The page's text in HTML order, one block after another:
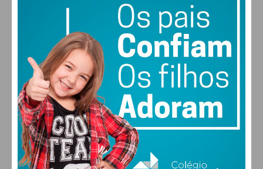
28 °
SÁB
27
DOM
29
SEG
29
TER
ALTERAR